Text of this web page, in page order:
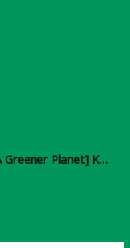
SEWF 2021 [Social Entrepreneurs For A Greener Planet] KOICA & Work Together Foundation